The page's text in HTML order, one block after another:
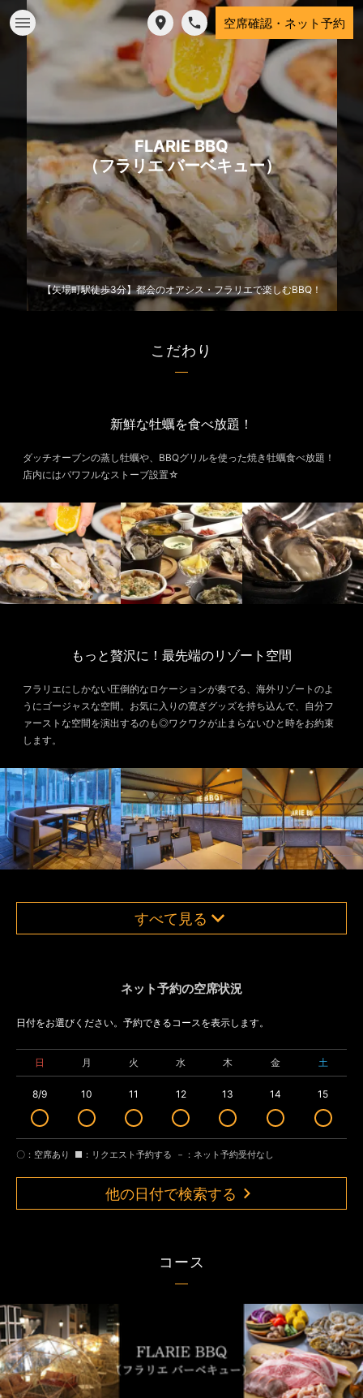
空席確認・ネット予約
FLARIE BBQ
（フラリエ バーベキュー）
【矢場町駅徒歩3分】都会のオアシス・フラリエで楽しむBBQ！
こだわり
新鮮な牡蠣を食べ放題！
ダッチオーブンの蒸し牡蠣や、BBQグリルを使った焼き牡蠣食べ放題！
店内にはパワフルなストーブ設置☆
もっと贅沢に！最先端のリゾート空間
フラリエにしかない圧倒的なロケーションが奏でる、海外リゾートのよ
うにゴージャスな空間。お気に入りの寛ぎグッズを持ち込んで、自分フ
ァーストな空間を演出するのも◎ワクワクが止まらないひと時をお約束
します。
すべて見る
ネット予約の空席状況
日付をお選びください。予約できるコースを表示します。
日 月 火 水 木 金 土
8/9 10 11 12 13 14 15
〇：空席あり ■：リクエスト予約する －：ネット予約受付なし
他の日付で検索する
コース